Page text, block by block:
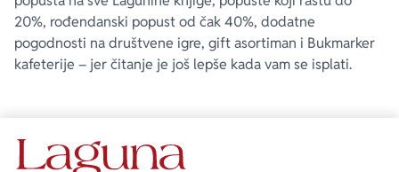
pokreće Android 4.0.3 i naviše i ARMv7 NEON procesor.
– Uređaji sa INTEL ATOM procesorima nisu zvanično
podržani.
– U zavisnosti od uređaja koji koristite, preuzmite
20%, rođendanski popust od čak 40%, dodatne
pogodnosti na društvene igre, gift asortiman i Bukmarker
kafeterije – jer čitanje je još lepše kada vam se isplati.